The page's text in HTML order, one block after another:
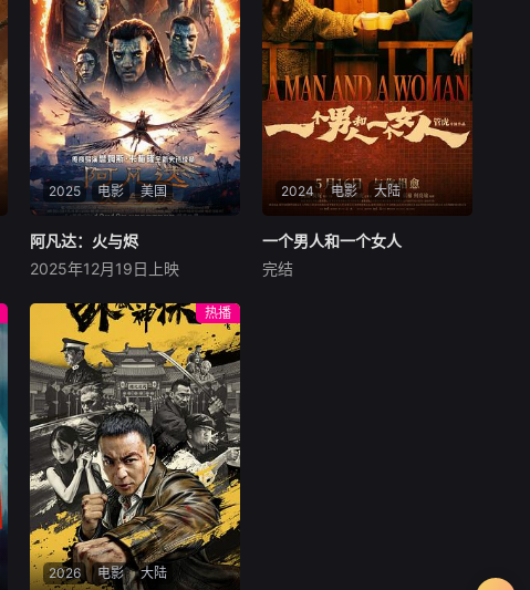
2025 电影 美国
阿凡达：火与烬
萨姆·沃辛顿
佐伊·索尔达娜
影片聚焦杰克·萨利与奈蒂莉一
家的命运起伏，在前作的情感
余波之上，深刻描绘一个家族
在战火中如何成长、并共同守
护血脉相连的情感纽带的历
程，从而将故事推向更具张力
的全新维度。此外，潘多拉的
全新领域也即将揭晓
阿凡达：火与烬
2025年12月19日上映
2024 电影 大陆
一个男人和一个女人
黄渤
一个男人和一个女人
完结
2026 电影 大陆
热播